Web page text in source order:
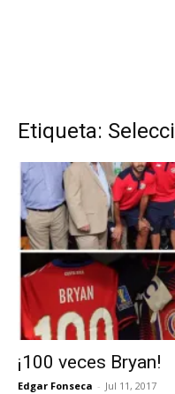
Etiqueta:
¡100 veces Bryan!
Edgar Fonseca - Jul 11, 2017